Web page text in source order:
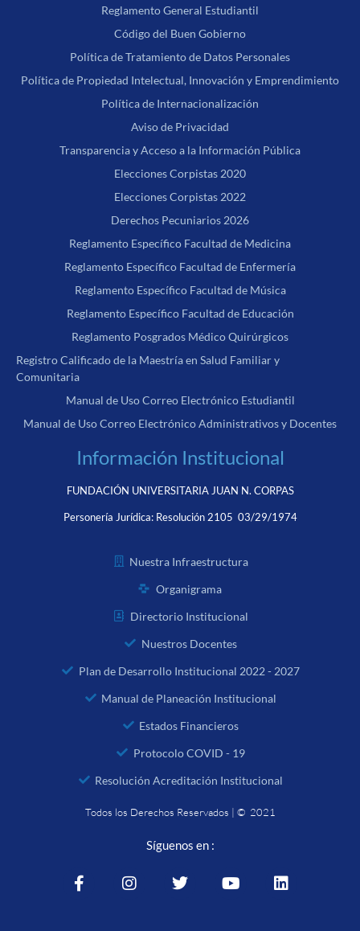
Reglamento General Estudiantil
Código del Buen Gobierno
Política de Tratamiento de Datos Personales
Política de Propiedad Intelectual, Innovación y Emprendimiento
Política de Internacionalización
Aviso de Privacidad
Transparencia y Acceso a la Información Pública
Elecciones Corpistas 2020
Elecciones Corpistas 2022
Derechos Pecuniarios 2026
Reglamento Específico Facultad de Medicina
Reglamento Específico Facultad de Enfermería
Reglamento Específico Facultad de Música
Reglamento Específico Facultad de Educación
Reglamento Posgrados Médico Quirúrgicos
Registro Calificado de la Maestría en Salud Familiar y
Comunitaria
Manual de Uso Correo Electrónico Estudiantil
Manual de Uso Correo Electrónico Administrativos y Docentes
Información Institucional
FUNDACIÓN UNIVERSITARIA JUAN N. CORPAS
Personería Jurídica: Resolución 2105 03/29/1974
Nuestra Infraestructura
Organigrama
Directorio Institucional
Nuestros Docentes
Plan de Desarrollo Institucional 2022 - 2027
Manual de Planeación Institucional
Estados Financieros
Protocolo COVID - 19
Resolución Acreditación Institucional
Todos los Derechos Reservados | © 2021
Síguenos en :